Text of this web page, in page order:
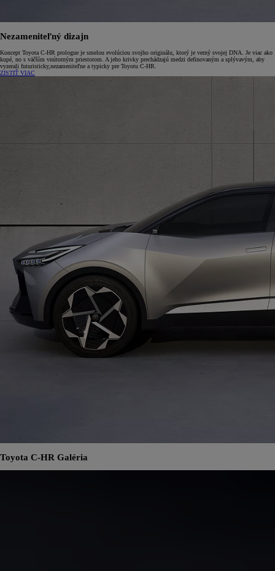
Nezameniteľný dizajn
Koncept Toyota C-HR prologue je smelou evolúciou svojho originálu, ktorý je verný svojej DNA. Je viac ako
kupé, no s väčším vnútorným priestorom. A jeho krivky prechádzajú medzi definovaným a splývavým, aby
vyzerali futuristicky,nezameniteľne a typicky pre Toyotu C-HR.
ZISTIŤ VIAC
Toyota C-HR Galéria